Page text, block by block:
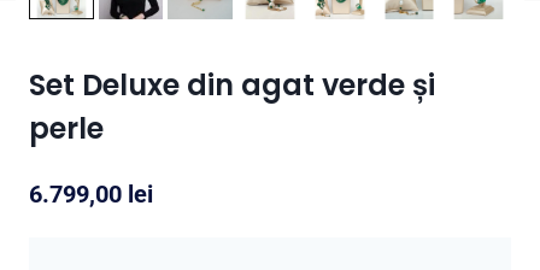
Set Deluxe din agat verde și
perle
6.799,00 lei